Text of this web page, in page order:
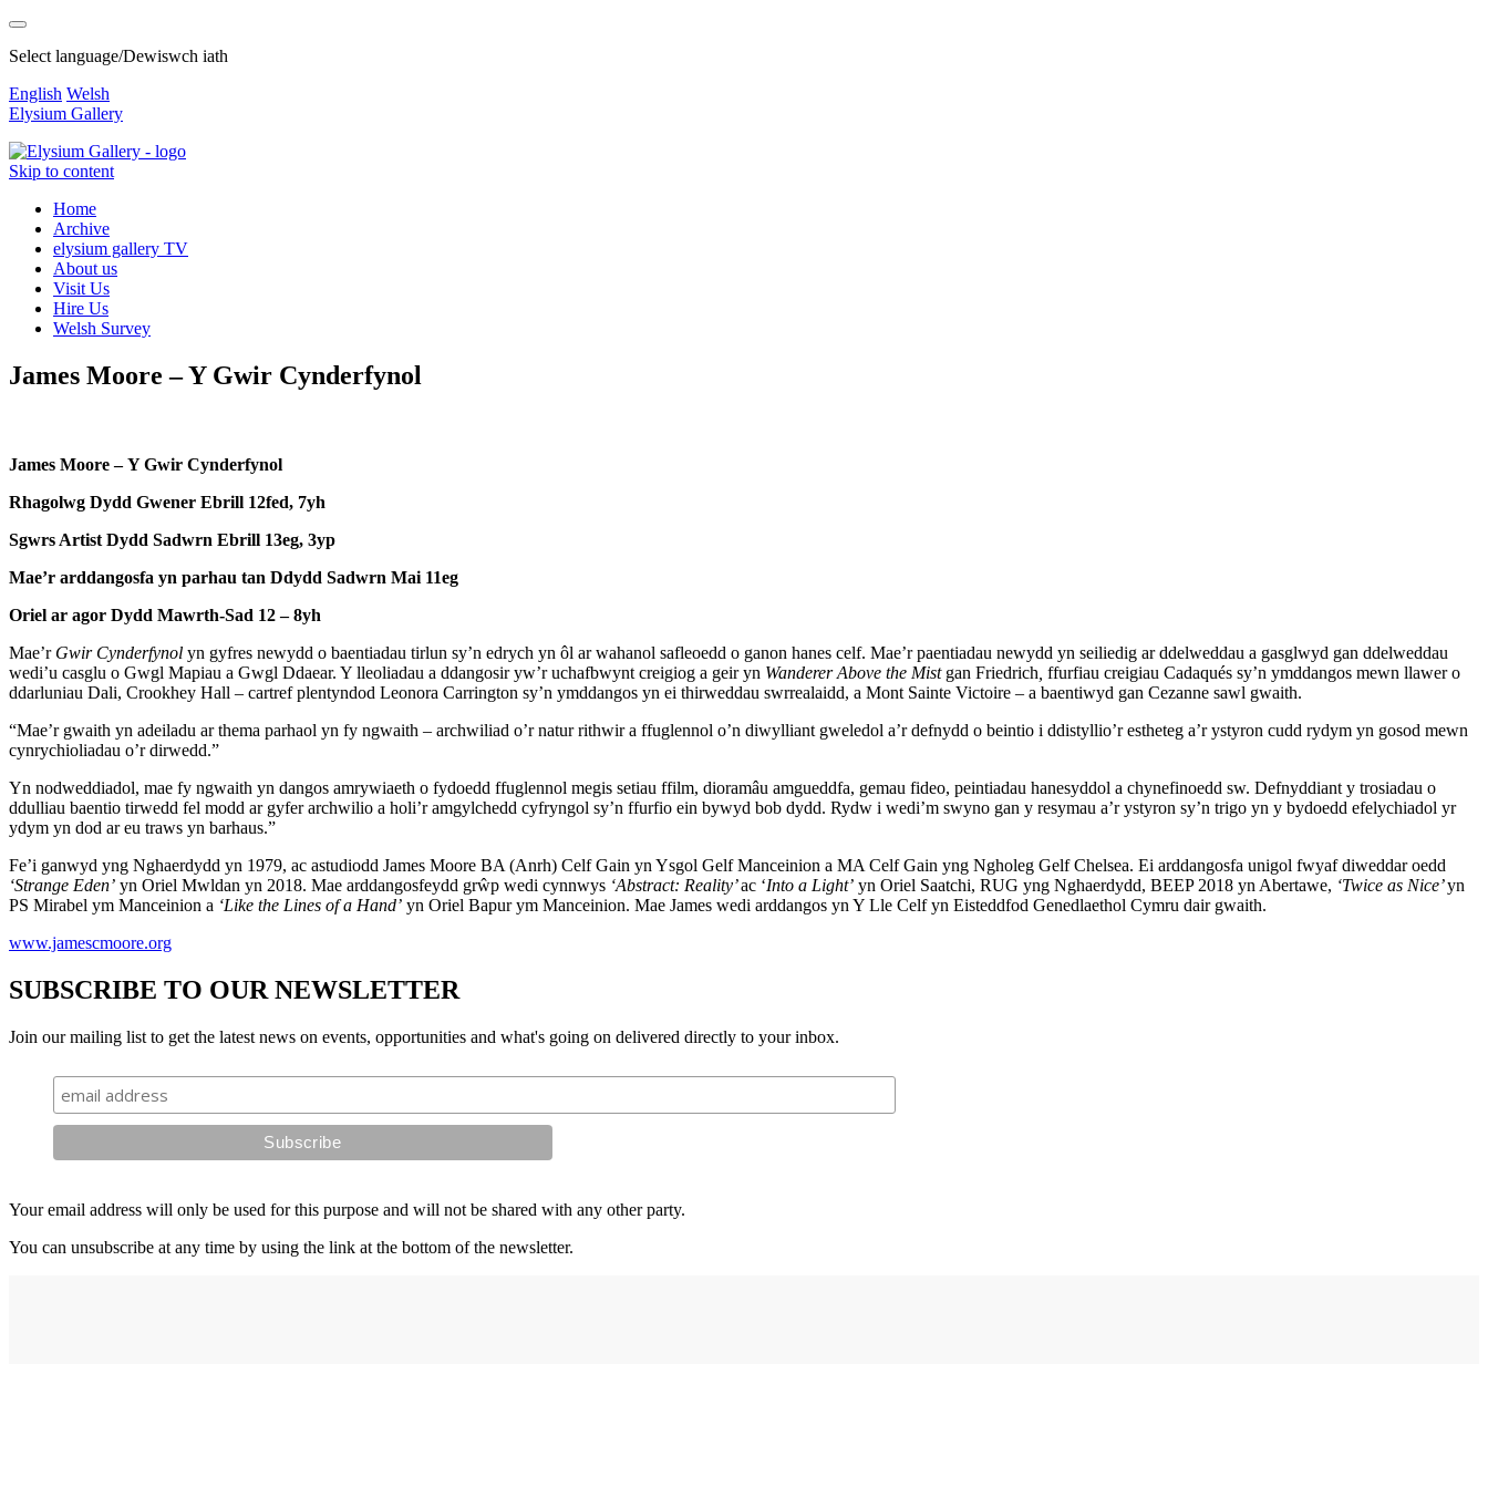
Select language/Dewiswch iath
English Welsh
Elysium Gallery
Skip to content
Home
Archive
elysium gallery TV
About us
Visit Us
Hire Us
Welsh Survey
James Moore – Y Gwir Cynderfynol
James Moore – Y Gwir Cynderfynol
Rhagolwg Dydd Gwener Ebrill 12fed, 7yh
Sgwrs Artist Dydd Sadwrn Ebrill 13eg, 3yp
Mae’r arddangosfa yn parhau tan Ddydd Sadwrn Mai 11eg
Oriel ar agor Dydd Mawrth-Sad 12 – 8yh
Mae’r Gwir Cynderfynol yn gyfres newydd o baentiadau tirlun sy’n edrych yn ôl ar wahanol safleoedd o ganon hanes celf. Mae’r paentiadau newydd yn seiliedig ar ddelweddau a gasglwyd gan ddelweddau
wedi’u casglu o Gwgl Mapiau a Gwgl Ddaear. Y lleoliadau a ddangosir yw’r uchafbwynt creigiog a geir yn Wanderer Above the Mist gan Friedrich ffurfiau creigiau Cadaqués sy’n ymddangos mewn llawer o
ddarluniau Dali, Crookhey Hall – cartref plentyndod Leonora Carrington sy’n ymddangos yn ei thirweddau swrrealaidd, a Mont Sainte Victoire – a baentiwyd gan Cezanne sawl gwaith.
“Mae’r gwaith yn adeiladu ar thema parhaol yn fy ngwaith – archwiliad o’r natur rithwir a ffuglennol o’n diwylliant gweledol a’r defnydd o beintio i ddistyllio’r estheteg a’r ystyron cudd rydym yn gosod mewn
cynrychioliadau o’r dirwedd.”
Yn nodweddiadol, mae fy ngwaith yn dangos amrywiaeth o fydoedd ffuglennol megis setiau ffilm, dioramâu amgueddfa, gemau fideo, peintiadau hanesyddol a chynefinoedd sw. Defnyddiant y trosiadau o
ddulliau baentio tirwedd fel modd ar gyfer archwilio a holi’r amgylchedd cyfryngol sy’n ffurfio ein bywyd bob dydd. Rydw i wedi’m swyno gan y resymau a’r ystyron sy’n trigo yn y bydoedd efelychiadol yr
ydym yn dod ar eu traws yn barhaus.”
Fe’i ganwyd yng Nghaerdydd yn 1979, ac astudiodd James Moore BA (Anrh) Celf Gain yn Ysgol Gelf Manceinion a MA Celf Gain yng Ngholeg Gelf Chelsea. Ei arddangosfa unigol fwyaf diweddar oedd
‘Strange Eden’ yn Oriel Mwldan yn 2018. Mae arddangosfeydd grŵp wedi cynnwys ‘Abstract: Reality’ac ‘Into a Light’ yn Oriel Saatchi, RUG yng Nghaerdydd, BEEP 2018 yn Abertawe, ‘Twice as Nice’yn
PS Mirabel ym Manceinion a ‘Like the Lines of a Hand’ yn Oriel Bapur ym Manceinion. Mae James wedi arddangos yn Y Lle Celf yn Eisteddfod Genedlaethol Cymru dair gwaith.
www.jamescmoore.org
SUBSCRIBE TO OUR NEWSLETTER
Join our mailing list to get the latest news on events, opportunities and what's going on delivered directly to your inbox.
Your email address will only be used for this purpose and will not be shared with any other party.
You can unsubscribe at any time by using the link at the bottom of the newsletter.